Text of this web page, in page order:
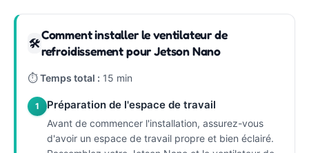
🛠
Comment installer le ventilateur de
refroidissement pour Jetson Nano
⏱Temps total : 15 min
1 Préparation de l'espace de travail
Avant de commencer l'installation, assurez-vous
d'avoir un espace de travail propre et bien éclairé.